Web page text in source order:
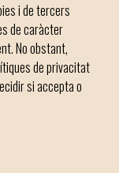
i de tercers
de caràcter
No obstant,
de privacitat
si accepta o